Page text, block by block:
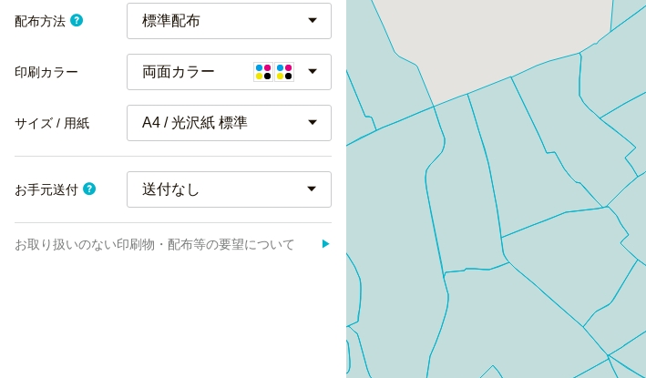
配布方法 標準配布
印刷カラー 両面カラー
サイズ / 用紙 A4 / 光沢紙 標準
お手元送付
お取り扱いのない印刷物・配布等の要望について ▶